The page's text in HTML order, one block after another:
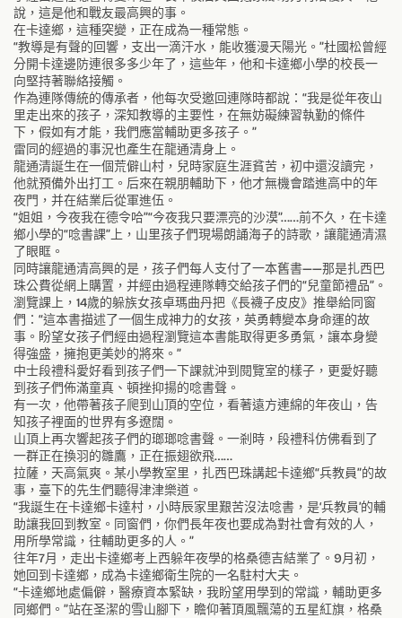
說，這是他和戰友最高興的事。
在卡達鄉，這種突變，正在成為一種常態。
“教導是有聲的回響，支出一滴汗水，能收獲漫天陽光。”杜國松曾經
分開卡達邊防連很多多少年了，這些年，他和卡達鄉小學的校長一
向堅持著聯絡接觸。
作為連隊傳統的傳承者，他每次受邀回連隊時都說：“我是從年夜山
里走出來的孩子，深知教導的主要性，在無妨礙練習執勤的條件
下，假如有才能，我們應當輔助更多孩子。”
雷同的經過的事況也產生在龍通清身上。
龍通清誕生在一個荒僻山村，兒時家庭生涯貧苦，初中還沒讀完，
他就預備外出打工。后來在親朋輔助下，他才無機會踏進高中的年
夜門，并在結業后從軍進伍。
“姐姐，今夜我在德令哈”“今夜我只要漂亮的沙漠”……前不久，在卡達
鄉小學的“唸書課”上，山里孩子們現場朗誦海子的詩歌，讓龍通清濕
了眼眶。
同時讓龍通清高興的是，孩子們每人支付了一本舊書——那是扎西巴
珠公費從網上購置，并經由過程連隊轉交給孩子們的“兒童節禮品”。
瀏覽課上，14歲的躲族女孩卓瑪曲丹把《長襪子皮皮》推舉給同窗
們：“這本書描述了一個生成神力的女孩，英勇轉變本身命運的故
事。盼望女孩子們經由過程瀏覽這本書能取得更多勇氣，讓本身變
得強盛，擁抱更美妙的將來。”
中士段禮科愛好看到孩子們一下課就沖到閱覽室的樣子，更愛好聽
到孩子們佈滿童真、頓挫抑揚的唸書聲。
有一次，他帶著孩子爬到山頂的空位，看著遠方連綿的年夜山，告
知孩子裡面的世界有多遼闊。
山頂上再次響起孩子們的瑯瑯唸書聲。一剎時，段禮科仿佛看到了
一群正在換羽的雛鷹，正在振翅欲飛……
拉薩，天高氣爽。某小學教室里，扎西巴珠講起卡達鄉“兵教員”的故
事，臺下的先生們聽得津津樂道。
“我誕生在卡達鄉卡達村，小時辰家里艱苦沒法唸書，是‘兵教員’的輔
助讓我回到教室。同窗們，你們長年夜也要成為對社會有效的人，
用所學常識，往輔助更多的人。”
往年7月，走出卡達鄉考上西躲年夜學的格桑德吉結業了。9月初，
她回到卡達鄉，成為卡達鄉衛生院的一名駐村大夫。
“卡達鄉地處偏僻，醫療資本緊缺，我盼望用學到的常識，輔助更多
同鄉們。”站在圣潔的雪山腳下，瞻仰著頂風飄蕩的五星紅旗，格桑